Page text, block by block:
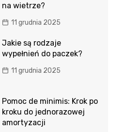
na wietrze?
11 grudnia 2025
Jakie są rodzaje
wypełnień do paczek?
11 grudnia 2025
Pomoc de minimis: Krok po
kroku do jednorazowej
amortyzacji